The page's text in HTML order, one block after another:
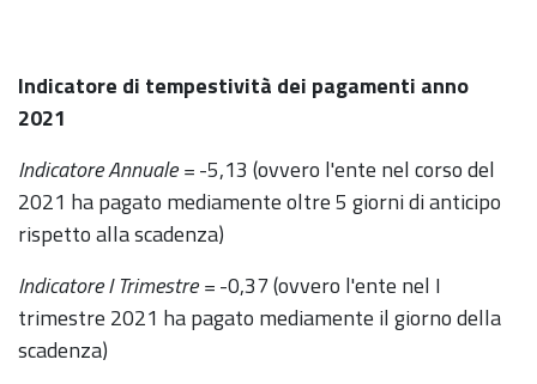
Indicatore di tempestività dei pagamenti anno
2021
Indicatore Annuale =-5,13 (ovvero l'ente nel corso del
2021 ha pagato mediamente oltre 5 giorni di anticipo
rispetto alla scadenza)
Indicatore I Trimestre =-0,37 (ovvero l'ente nel I
trimestre 2021 ha pagato mediamente il giorno della
scadenza)